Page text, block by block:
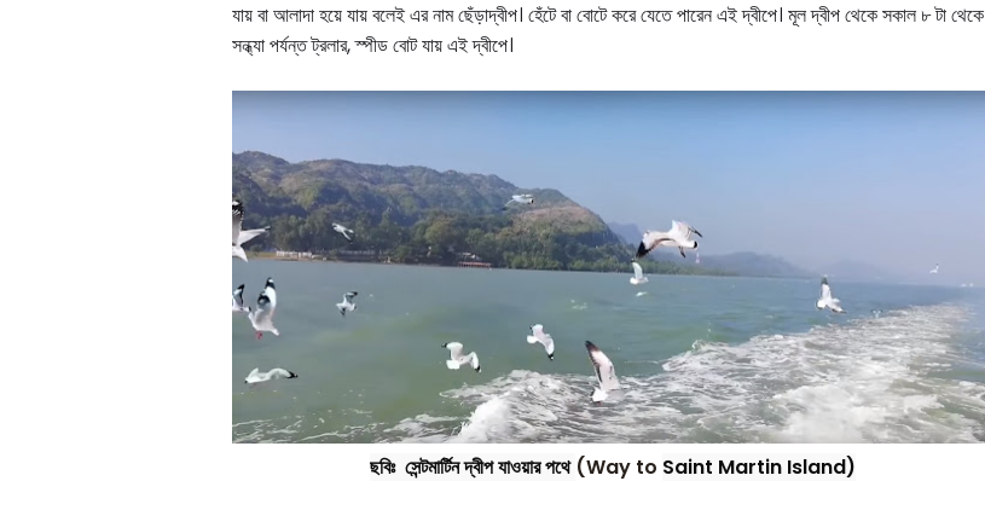
যায় বা আলাদা হয়ে যায় বলেই এর নাম ছেঁড়াদ্বীপ। হেঁটে বা বোটে করে যেতে পারেন এই দ্বীপে। মূল দ্বীপ থেকে সকাল ৮ টা থেকে
সন্ধ্যা পর্যন্ত ট্রলার,স্পীড বোট যায় এই দ্বীপে।
ছবিঃ  সেন্টমার্টিন দ্বীপ যাওয়ার পথে (Way to Saint Martin Island)